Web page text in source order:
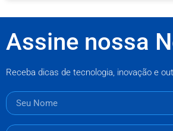
Assine nossa
Receba dicas de tecnologia, inovação e